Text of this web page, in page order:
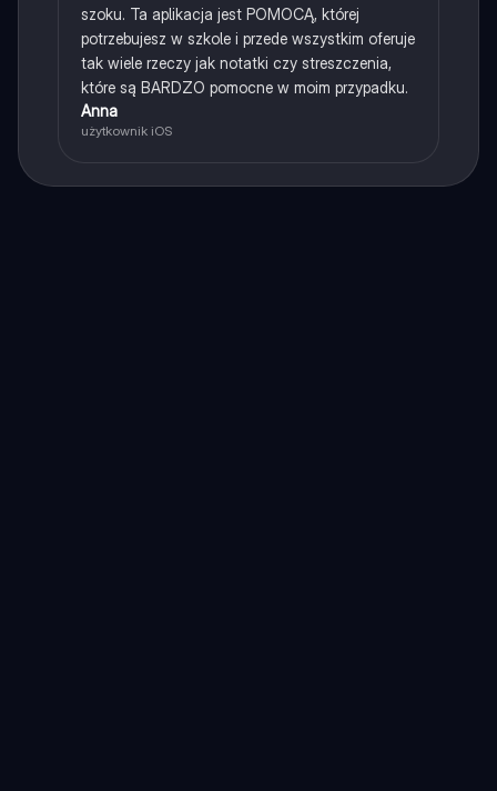
szoku. Ta aplikacja jest POMOCĄ, której
potrzebujesz w szkole i przede wszystkim oferuje
tak wiele rzeczy jak notatki czy streszczenia,
które są BARDZO pomocne w moim przypadku.
Anna
użytkownik iOS